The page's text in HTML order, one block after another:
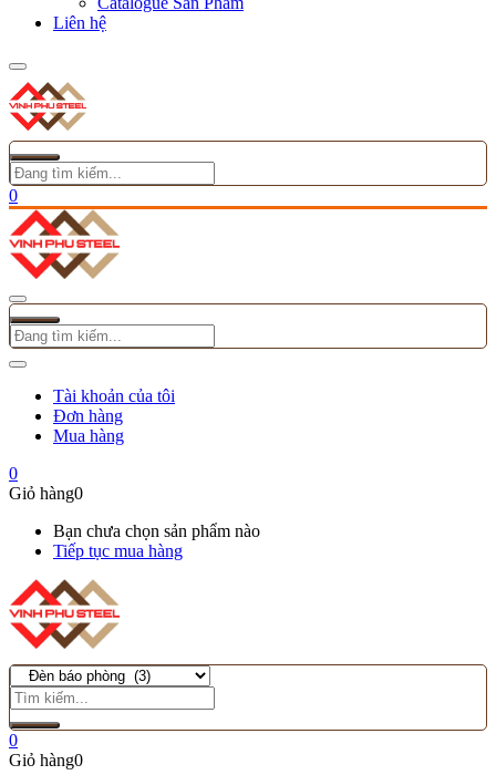
Liên hệ
0
Tài khoản của tôi
Đơn hàng
Mua hàng
0
Giỏ hàng0
Bạn chưa chọn sản phẩm nào
Tiếp tục mua hàng
0
Giỏ hàng0